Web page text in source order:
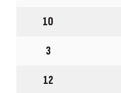
10
3
12